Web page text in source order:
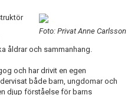
Foto: Privat Anne Carlsson
åldrar och sammanhang.
och har drivit en egen
både barn, ungdomar och
djup förståelse för barns